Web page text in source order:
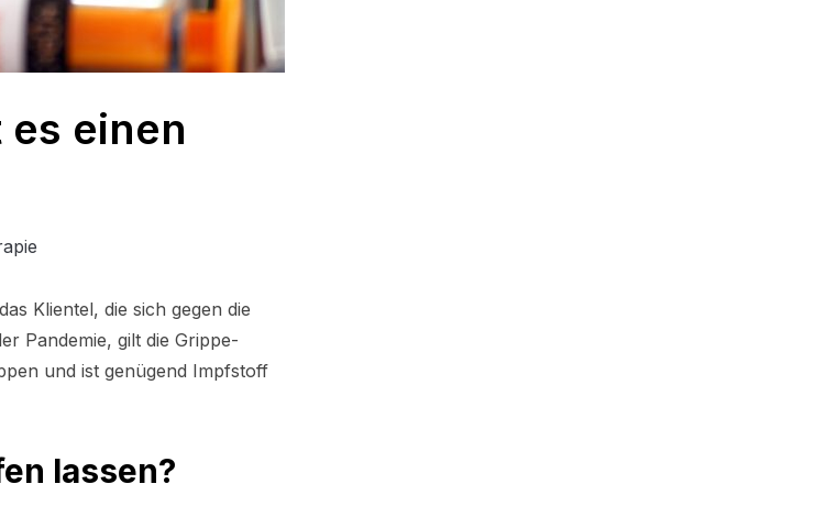
einen
Klientel, die sich gegen die
Pandemie, gilt die Grippe-
und ist genügend Impfstoff
lassen?